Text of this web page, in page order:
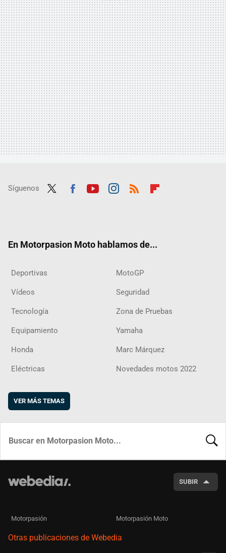
Síguenos
En Motorpasion Moto hablamos de...
Deportivas MotoGP
Vídeos Seguridad
Tecnología Zona de Pruebas
Equipamiento Yamaha
Honda Marc Márquez
Eléctricas Novedades motos 2022
VER MÁS TEMAS
SUBIR
Motorpasión Motorpasión Moto
Otras publicaciones de Webedia